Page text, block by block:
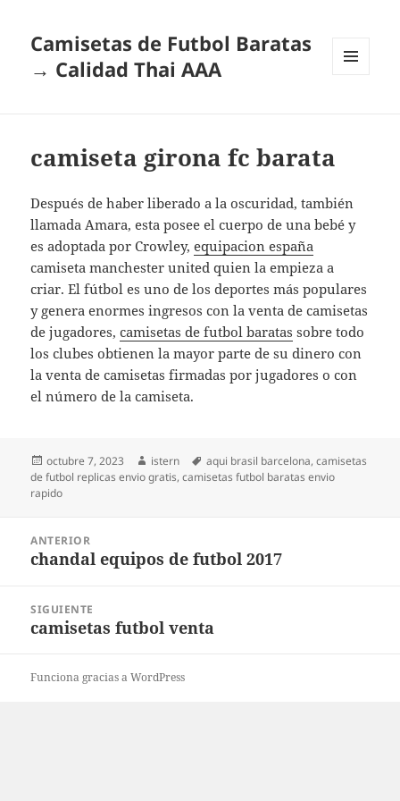
Camisetas de Futbol Baratas
→ Calidad Thai AAA
camiseta girona fc barata
Después de haber liberado a la oscuridad, también
llamada Amara, esta posee el cuerpo de una bebé y
es adoptada por Crowley,equipacion españa
camiseta manchester united quien la empieza a
criar. El fútbol es uno de los deportes más populares
y genera enormes ingresos con la venta de camisetas
de jugadores,camisetas de futbol baratas sobre todo
los clubes obtienen la mayor parte de su dinero con
la venta de camisetas firmadas por jugadores o con
el número de la camiseta.
Publicado
el
octubre 7, 2023 Autor
istern Etiquetas
aqui brasil barcelona,camisetas
de futbol replicas envio gratis,camisetas futbol baratas envio
rapido
entradas
ANTERIOR
Entrada
chandal equipos de futbol 2017
SIGUIENTE
Entrada
camisetas futbol venta
Funciona gracias a WordPress